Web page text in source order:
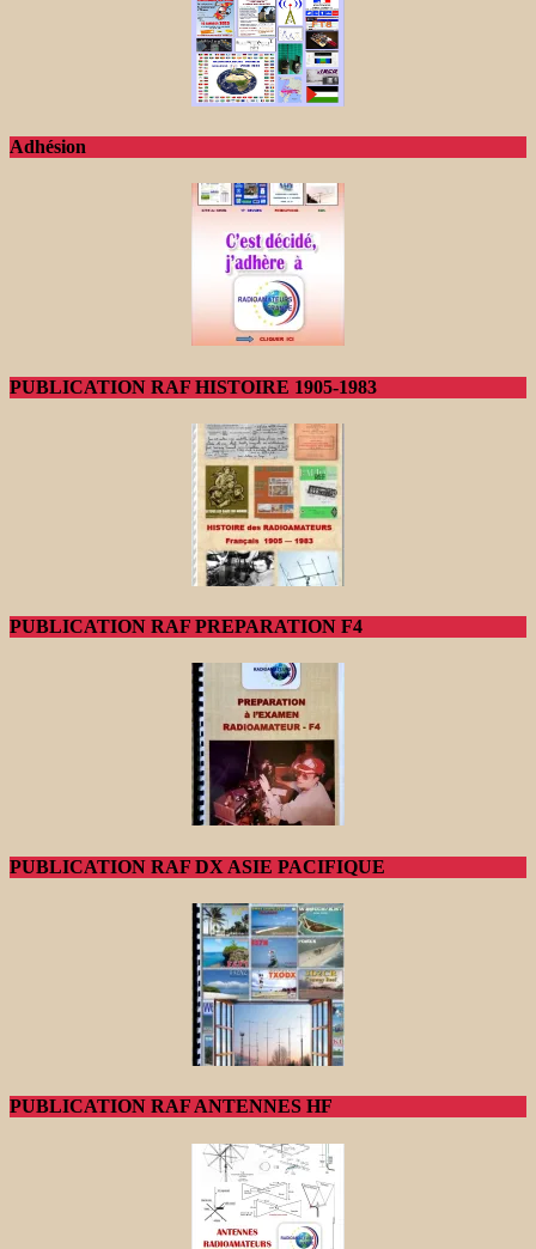
Adhésion
PUBLICATION RAF HISTOIRE 1905-1983
PUBLICATION RAF PREPARATION F4
PUBLICATION RAF DX ASIE PACIFIQUE
PUBLICATION RAF ANTENNES HF